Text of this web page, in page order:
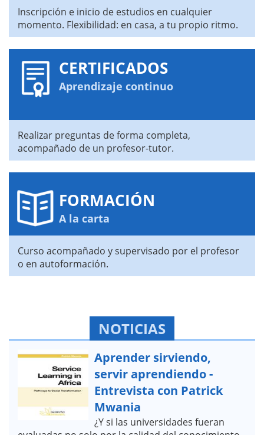
Inscripción e inicio de estudios en cualquier
momento. Flexibilidad: en casa, a tu propio ritmo.
CERTIFICADOS
Aprendizaje continuo
Realizar preguntas de forma completa,
acompañado de un profesor-tutor.
FORMACIÓN
A la carta
Curso acompañado y supervisado por el profesor
o en autoformación.
NOTICIAS
Aprender sirviendo,
servir aprendiendo -
Entrevista con Patrick
Mwania
¿Y si las universidades fueran